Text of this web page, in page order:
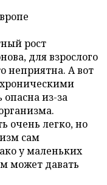
рост
для взрослого
неприятна. А вот
из-за
очень легко, но
сам
у маленьких
может давать